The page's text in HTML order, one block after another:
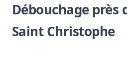
Débouchage près
Saint Christophe